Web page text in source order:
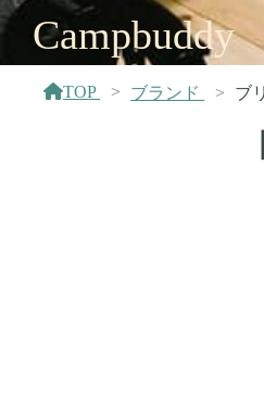
Campbuddy
TOP ブランド ブ